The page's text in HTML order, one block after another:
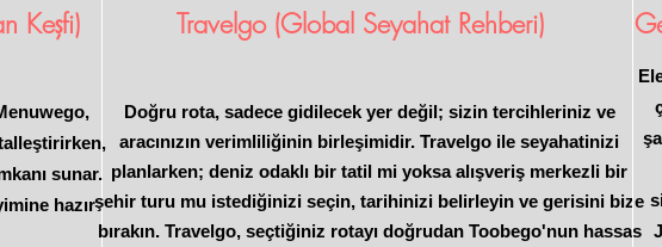
Keşfi)
sunar.
hazır
Travelgo (Global Seyahat Rehberi)
Doğru rota, sadece gidilecek yer değil; sizin tercihleriniz ve
aracınızın verimliliğinin birleşimidir. Travelgo ile seyahatinizi
planlarken; deniz odaklı bir tatil mi yoksa alışveriş merkezli bir
şehir turu mu istediğinizi seçin, tarihinizi belirleyin ve gerisini bize
bırakın. Travelgo, seçtiğiniz rotayı doğrudan Toobego'nun hassas